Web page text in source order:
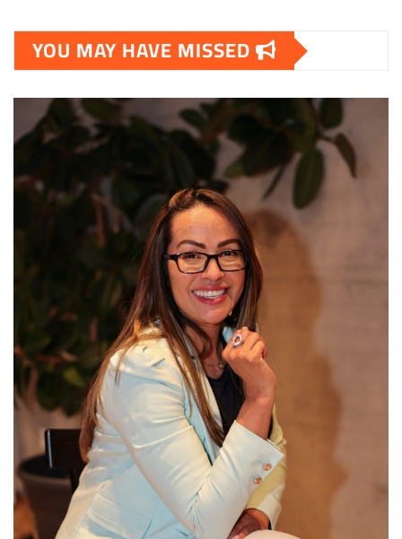
YOU MAY HAVE MISSED